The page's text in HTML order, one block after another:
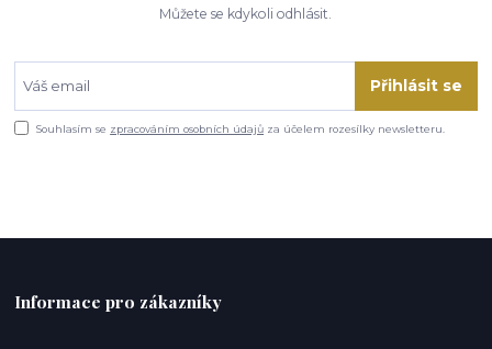
Můžete se kdykoli odhlásit.
Přihlásit se
Souhlasím se zpracováním osobních údajů za účelem rozesílky newsletteru.
Informace pro zákazníky